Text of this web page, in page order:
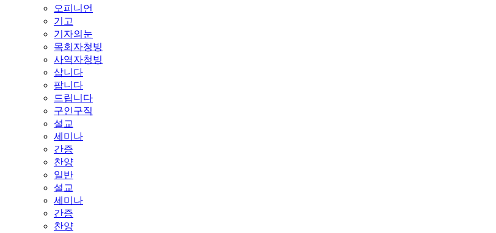
오피니언
기고
기자의눈
목회자청빙
사역자청빙
삽니다
팝니다
드립니다
구인구직
설교
세미나
간증
찬양
일반
설교
세미나
간증
찬양